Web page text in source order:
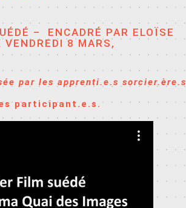
– ENCADRÉ PAR ELOÏSE
VENDREDI 8 MARS,
par les apprenti.e.s sorcier.ère.s
participant.e.s.